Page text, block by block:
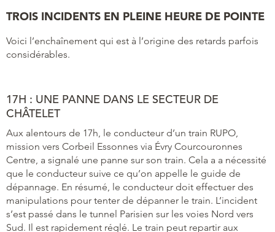
TROIS INCIDENTS EN PLEINE HEURE DE POINTE
Voici l’enchaînement qui est à l’origine des retards parfois
considérables.
17H : UNE PANNE DANS LE SECTEUR DE
CHÂTELET
Aux alentours de 17h, le conducteur d’un train RUPO,
mission vers Corbeil Essonnes via Évry Courcouronnes
Centre, a signalé une panne sur son train. Cela a a nécessité
que le conducteur suive ce qu’on appelle le guide de
dépannage. En résumé, le conducteur doit effectuer des
manipulations pour tenter de dépanner le train. L’incident
s’est passé dans le tunnel Parisien sur les voies Nord vers
Sud. Il est rapidement réglé. Le train peut repartir aux